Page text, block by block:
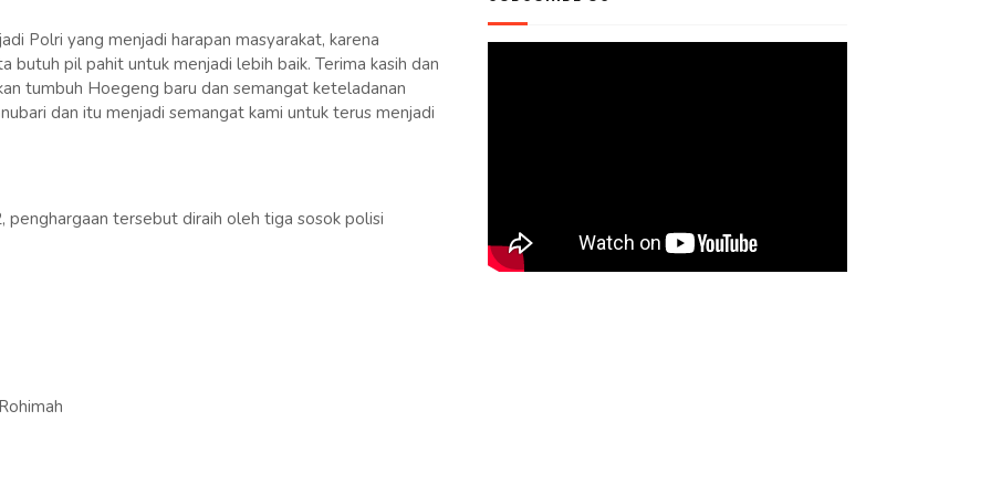
Polri yang menjadi harapan masyarakat, karena
pil pahit untuk menjadi lebih baik. Terima kasih dan
tumbuh Hoegeng baru dan semangat keteladanan
dan itu menjadi semangat kami untuk terus menjadi
tersebut diraih oleh tiga sosok polisi